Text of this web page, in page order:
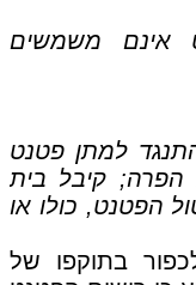
אינם משמשים
למתן פטנט
קיבל בית
הפטנט, כולו או
בתוקפו של